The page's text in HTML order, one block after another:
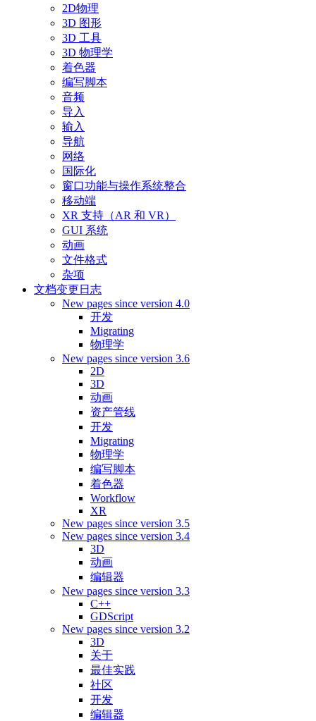
2D物理
3D 图形
3D 工具
3D 物理学
着色器
编写脚本
音频
导入
输入
导航
网络
国际化
窗口功能与操作系统整合
移动端
XR 支持（AR 和 VR）
GUI 系统
动画
文件格式
杂项
文档变更日志
New pages since version 4.0
开发
Migrating
物理学
New pages since version 3.6
2D
3D
动画
资产管线
开发
Migrating
物理学
编写脚本
着色器
Workflow
XR
New pages since version 3.5
New pages since version 3.4
3D
动画
编辑器
New pages since version 3.3
C++
GDScript
New pages since version 3.2
3D
关于
最佳实践
社区
开发
编辑器